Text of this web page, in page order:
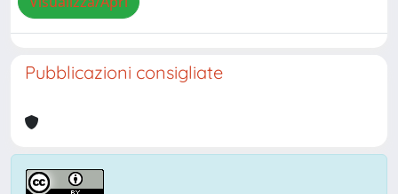
Pubblicazioni consigliate